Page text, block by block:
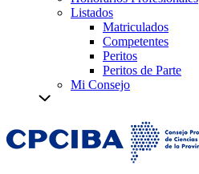
Listados
Matriculados
Competentes
Peritos
Peritos de Parte
Mi Consejo